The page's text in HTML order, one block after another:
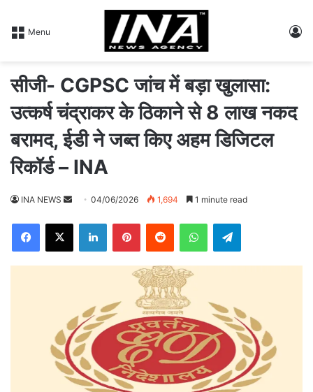
Menu
सीजी- CGPSC जांच में बड़ा खुलासा:
उत्कर्ष चंद्राकर के ठिकाने से 8 लाख नकद
बरामद, ईडी ने जब्त किए अहम डिजिटल
रिकॉर्ड – INA
INA NEWS
d
a
m
a
i
l
04/06/2026 1,694 1 minute read